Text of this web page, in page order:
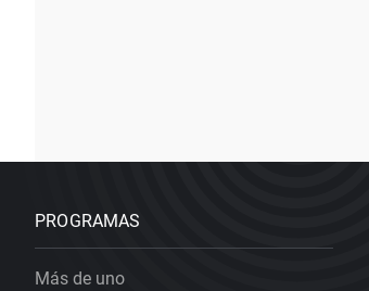
PROGRAMAS
Más de uno